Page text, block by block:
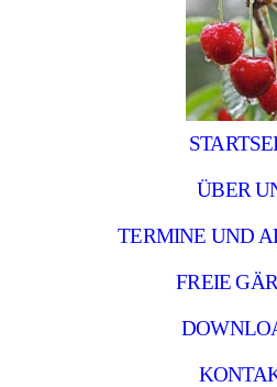
ÜBER
TERMINE UND
FREIE